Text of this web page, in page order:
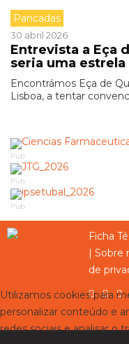
Pancadas
30 abril 2026
Entrevista a Eça
seria uma
Encontrámos Eça de
Lisboa, a tentar
Pub
Pub
Pub
Ficha
| Sobre
de
Utilizamos cookies para
personalizar conteúdo e
redes sociais e analisar o